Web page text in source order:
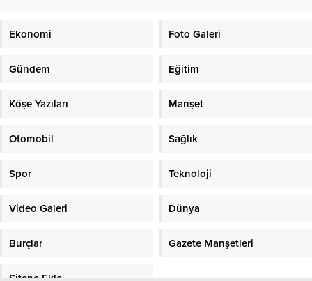
Ekonomi Foto Galeri
Gündem Eğitim
Köşe Yazıları Manşet
Otomobil Sağlık
Spor Teknoloji
Video Galeri Dünya
Burçlar Gazete Manşetleri
Sitene Ekle